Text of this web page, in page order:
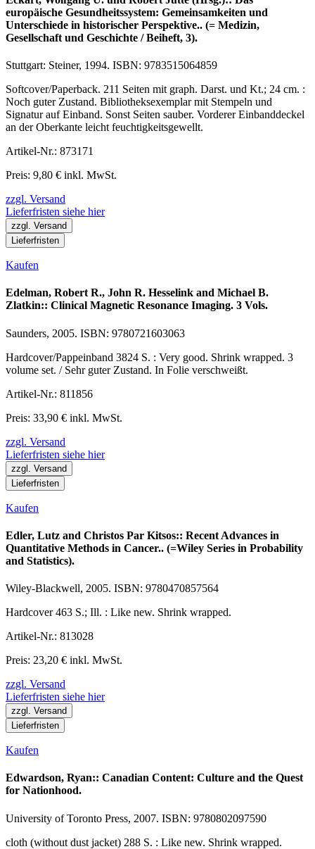
europäische Gesundheitssystem: Gemeinsamkeiten und
Unterschiede in historischer Perspektive.. (= Medizin,
Gesellschaft und Geschichte / Beiheft, 3).
Stuttgart: Steiner, 1994. ISBN: 9783515064859
Softcover/Paperback. 211 Seiten mit graph. Darst. und Kt.; 24 cm. :
Noch guter Zustand. Bibliotheksexemplar mit Stempeln und
Signatur auf Einband. Sonst Seiten sauber. Vorderer Einbanddeckel
an der Oberkante leicht feuchtigkeitsgewellt.
Artikel-Nr.: 873171
Preis: 9,80 € inkl. MwSt.
zzgl. Versand
Lieferfristen siehe hier
zzgl. Versand
Lieferfristen
Kaufen
Edelman, Robert R., John R. Hesselink and Michael B.
Zlatkin:: Clinical Magnetic Resonance Imaging. 3 Vols.
Saunders, 2005. ISBN: 9780721603063
Hardcover/Pappeinband 3824 S. : Very good. Shrink wrapped. 3
volume set. / Sehr guter Zustand. In Folie verschweißt.
Artikel-Nr.: 811856
Preis: 33,90 € inkl. MwSt.
zzgl. Versand
Lieferfristen siehe hier
zzgl. Versand
Lieferfristen
Kaufen
Edler, Lutz and Christos Par Kitsos:: Recent Advances in
Quantitative Methods in Cancer.. (=Wiley Series in Probability
and Statistics).
Wiley-Blackwell, 2005. ISBN: 9780470857564
Hardcover 463 S.; Ill. : Like new. Shrink wrapped.
Artikel-Nr.: 813028
Preis: 23,20 € inkl. MwSt.
zzgl. Versand
Lieferfristen siehe hier
zzgl. Versand
Lieferfristen
Kaufen
Edwardson, Ryan:: Canadian Content: Culture and the Quest
for Nationhood.
University of Toronto Press, 2007. ISBN: 9780802097590
cloth (without dust jacket) 288 S. : Like new. Shrink wrapped.